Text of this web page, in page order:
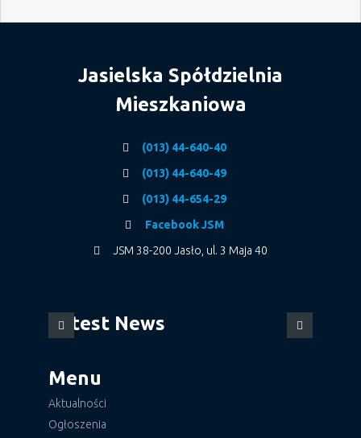
Jasielska Spółdzielnia
Mieszkaniowa
(013) 44-640-40
(013) 44-640-49
(013) 44-654-29
Facebook JSM
JSM 38-200 Jasło, ul. 3 Maja 40
Latest News
Menu
Aktualności
Ogłoszenia